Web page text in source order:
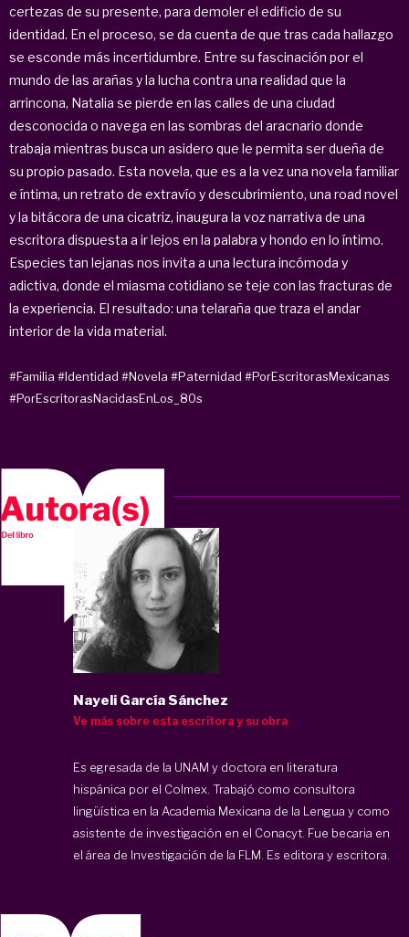
certezas de su presente, para demoler el edificio de su
identidad. En el proceso, se da cuenta de que tras cada hallazgo
se esconde más incertidumbre. Entre su fascinación por el
mundo de las arañas y la lucha contra una realidad que la
arrincona, Natalia se pierde en las calles de una ciudad
desconocida o navega en las sombras del aracnario donde
trabaja mientras busca un asidero que le permita ser dueña de
su propio pasado. Esta novela, que es a la vez una novela familiar
e íntima, un retrato de extravío y descubrimiento, una road novel
y la bitácora de una cicatriz, inaugura la voz narrativa de una
escritora dispuesta a ir lejos en la palabra y hondo en lo íntimo.
Especies tan lejanas nos invita a una lectura incómoda y
adictiva, donde el miasma cotidiano se teje con las fracturas de
la experiencia. El resultado: una telaraña que traza el andar
interior de la vida material.
#Familia #Identidad #Novela #Paternidad #PorEscritorasMexicanas
#PorEscritorasNacidasEnLos_80s
Nayeli García Sánchez
Ve más sobre esta escritora y su obra
Es egresada de la UNAM y doctora en literatura
hispánica por el Colmex. Trabajó como consultora
lingüística en la Academia Mexicana de la Lengua y como
asistente de investigación en el Conacyt. Fue becaria en
el área de Investigación de la FLM. Es editora y escritora.